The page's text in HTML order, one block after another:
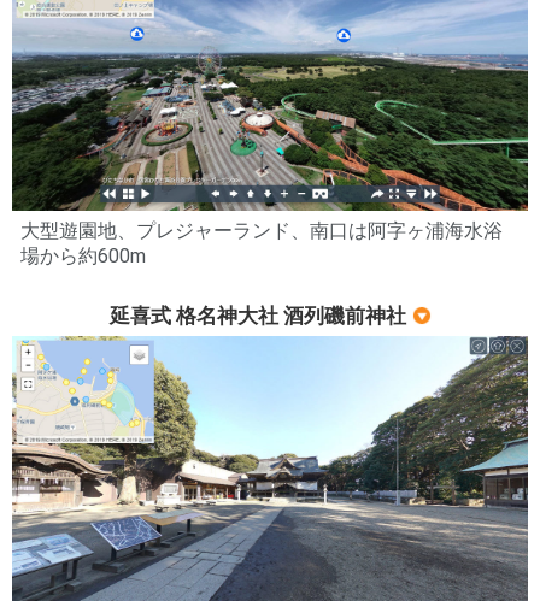
大型遊園地、プレジャーランド、南口は阿字ヶ浦海水浴
場から約600m
延喜式 格名神大社 酒列磯前神社